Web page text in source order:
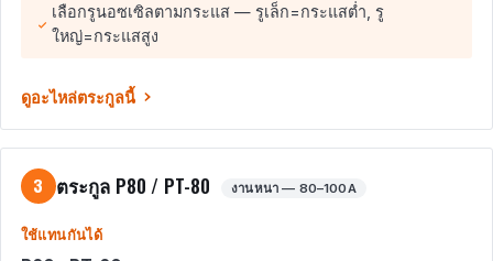
เลือกรูนอซเซิลตามกระแส — รูเล็ก=กระแสต่ำ, รู
ใหญ่=กระแสสูง
ดูอะไหล่ตระกูลนี้
3 ตระกูล P80 / PT-80 งานหนา — 80–100A
ใช้แทนกันได้